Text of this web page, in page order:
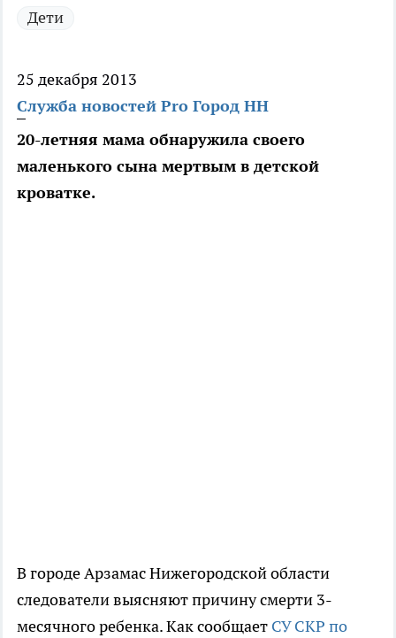
Дети
25 декабря 2013
Служба новостей Pro Город НН
20-летняя мама обнаружила своего
маленького сына мертвым в детской
кроватке.
В городе Арзамас Нижегородской области
следователи выясняют причину смерти 3-
месячного ребенка. Как сообщает СУ СКР по